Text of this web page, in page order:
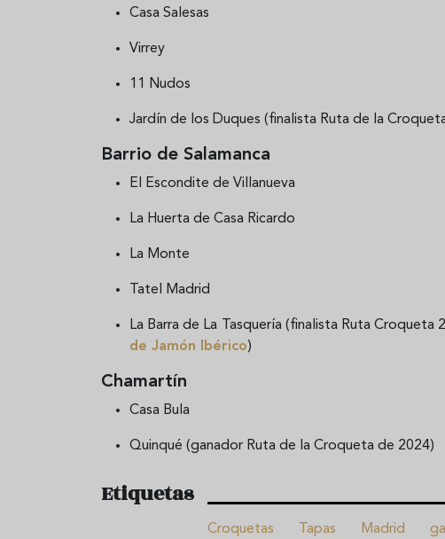
Casa Salesas
Virrey
11 Nudos
Jardín de los Duques (finalista Ruta de la
Barrio de Salamanca
El Escondite de Villanueva
La Huerta de Casa Ricardo
La Monte
Tatel Madrid
La Barra de La Tasquería (finalista Ruta Croqueta
de Jamón Ibérico)
Chamartín
Casa Bula
Quinqué (ganador Ruta de la Croqueta de 2024)
Etiquetas
Croquetas Tapas Madrid